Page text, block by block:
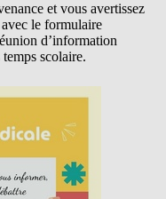
et vous avertissez
avec le formulaire
d’information
scolaire.